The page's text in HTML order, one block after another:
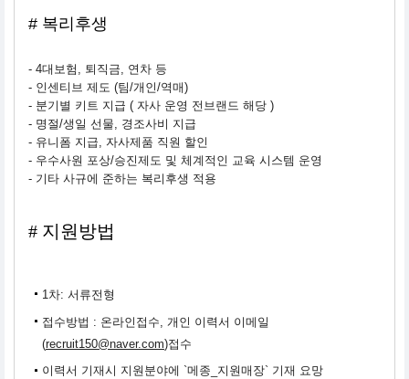
# 복리후생
- 4대보험, 퇴직금, 연차 등
- 인센티브 제도 (팀/개인/역매)
- 분기별 키트 지급 ( 자사 운영 전브랜드 해당 )
- 명절/생일 선물, 경조사비 지급
- 유니폼 지급, 자사제품 직원 할인
- 우수사원 포상/승진제도 및 체계적인 교육 시스템 운영
- 기타 사규에 준하는 복리후생 적용
# 지원방법
1차: 서류전형
접수방법 : 온라인접수, 개인 이력서 이메일
(recruit150@naver.com)접수
이력서 기재시 지원분야에 `메종_지원매장` 기재 요망